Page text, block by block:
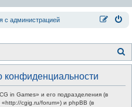
с администрацией
о
конфиденциальности
in Games» и его подразделения (в
cgig.ru/forum») и phpBB (в